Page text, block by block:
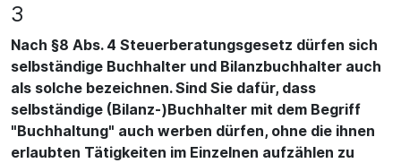
3
Nach §8 Abs. 4 Steuerberatungsgesetz dürfen sich
selbständige Buchhalter und Bilanzbuchhalter auch
als solche bezeichnen. Sind Sie dafür, dass
selbständige (Bilanz-)Buchhalter mit dem Begriff
"Buchhaltung" auch werben dürfen, ohne die ihnen
erlaubten Tätigkeiten im Einzelnen aufzählen zu